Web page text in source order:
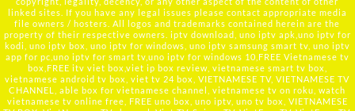
linked sites. If you have any legal issues please contact appropriate media
file owners / hosters. All logos and trademarks contained herein are the
property of their respective owners. iptv download, uno iptv apk,uno iptv for
kodi, uno iptv box, uno iptv for windows, uno iptv samsung smart tv, uno iptv
app for pc,uno iptv for smart tv,uno iptv for windows 10,FREE Vietnamese tv
box,FREE itv viet box,viet ip box review, vietnamese smart tv box,
vietnamese android tv box, viet tv 24 box, VIETNAMESE TV, VIETNAMESE TV
CHANNEL, able box for vietnamese channel, vietnamese tv on roku, watch
vietnamese tv online free, FREE uno box, uno iptv, uno tv box, VIETNAMESE